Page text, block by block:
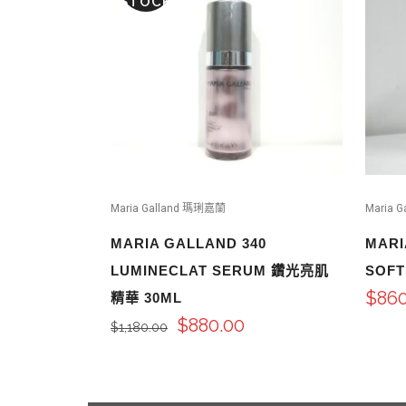
Maria Galland 瑪琍嘉蘭
MARIA GALLAND 340
LUMINECLAT SERUM 鑽光亮肌
精華 30ML
$1,180.00 $880.00
Maria
$